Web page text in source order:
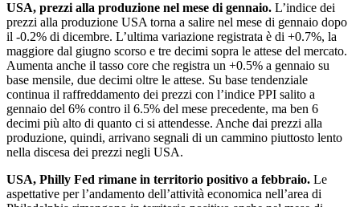
USA, prezzi alla produzione nel mese di gennaio. L’indice dei
prezzi alla produzione USA torna a salire nel mese di gennaio dopo
il -0.2% di dicembre. L’ultima variazione registrata è di +0.7%, la
maggiore dal giugno scorso e tre decimi sopra le attese del mercato.
Aumenta anche il tasso core che registra un +0.5% a gennaio su
base mensile, due decimi oltre le attese. Su base tendenziale
continua il raffreddamento dei prezzi con l’indice PPI salito a
gennaio del 6% contro il 6.5% del mese precedente, ma ben 6
decimi più alto di quanto ci si attendesse. Anche dai prezzi alla
produzione, quindi, arrivano segnali di un cammino piuttosto lento
nella discesa dei prezzi negli USA.
USA, Philly Fed rimane in territorio positivo a febbraio. Le
aspettative per l’andamento dell’attività economica nell’area di